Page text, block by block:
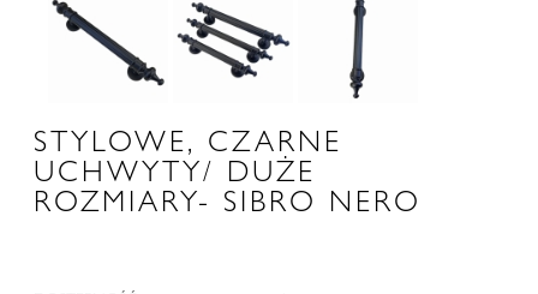
STYLOWE, CZARNE
UCHWYTY/ DUŻE
ROZMIARY- SIBRO NERO